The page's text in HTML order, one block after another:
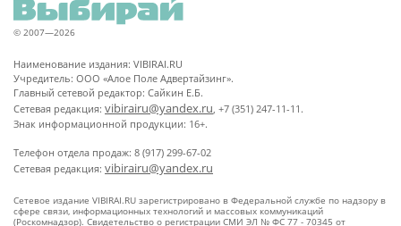
© 2007—2026
Наименование издания: VIBIRAI.RU
Учредитель: ООО «Алое Поле Адвертайзинг».
Главный сетевой редактор: Сайкин Е.Б.
Сетевая редакция: vibirairu@yandex.ru, +7 (351) 247-11-11.
Знак информационной продукции: 16+.
Телефон отдела продаж: 8 (917) 299-67-02
Сетевая редакция: vibirairu@yandex.ru
Сетевое издание VIBIRAI.RU зарегистрировано в Федеральной службе по надзору в
сфере связи, информационных технологий и массовых коммуникаций
(Роскомнадзор). Свидетельство о регистрации СМИ ЭЛ № ФС 77 - 70345 от